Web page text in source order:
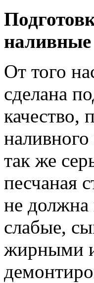
От того
сделана
качество,
так же
песчаная
не должна
слабые,
жирными